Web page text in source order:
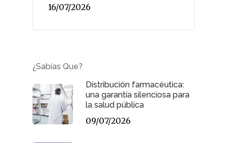
16/07/2026
¿Sabías Que?
Distribución farmacéutica:
una garantía silenciosa para
la salud pública
09/07/2026